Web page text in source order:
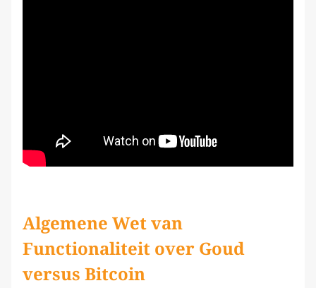
Algemene Wet van
Functionaliteit over Goud
versus Bitcoin